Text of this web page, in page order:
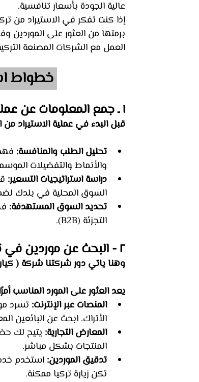
عالية الجودة بأسعار تنافسية.
إذا كنت تفكر في الاستيراد من
برمتها من العثور على الموردين
العمل مع الشركات المصنعة
١ ـ جمع المعلومات عن عملية استيراد ملابس الاطفال من تركيا
قبل البدء في عملية الاستيراد
تحليل الطلب والمنافسة:
والأنماط والتفضيلات
دراسة استراتيجيات التسعير:
السوق المحلية في بلدك
تحديد السوق المستهدفة:
التجزئة (B2B).
٢ - البحث عن موردين في تركيا لاستيراد ملابس الاطفال من تركيا
وهنا ياتي دور شركتنا شركة (
يعد العثور على المورد المناسب
المنصات عبر الإنترنت:
الأتراك. ابحث عن البائعين
المعارض التجارية: يتيح لك
المنتجات بشكل مباشر.
تدقيق الموردين: استخدم
تكن زيارة تركيا ممكنة.